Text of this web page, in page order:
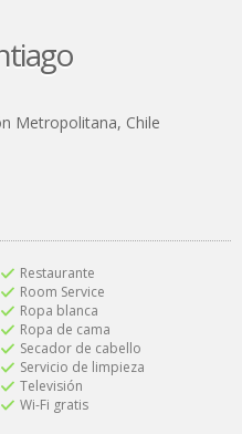
Metropolitana, Chile
Restaurante
Room Service
Ropa blanca
Ropa de cama
Secador de cabello
Servicio de limpieza
Televisión
Wi-Fi gratis